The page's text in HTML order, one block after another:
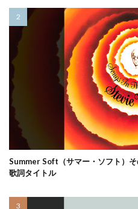
Summer Soft（サマー・ソフト）
歌詞タイトル